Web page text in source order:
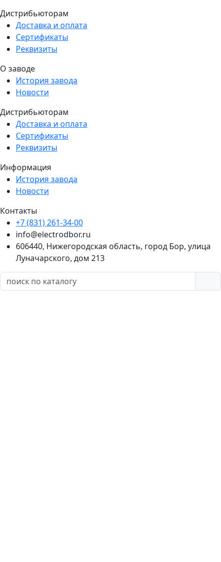
Дистрибьюторам
Доставка и оплата
Сертификаты
Реквизиты
О заводе
История завода
Новости
Дистрибьюторам
Доставка и оплата
Сертификаты
Реквизиты
Информация
История завода
Новости
Контакты
+7 (831) 261-34-00
info@electrodbor.ru
606440, Нижегородская область, город Бор, улица
Луначарского, дом 213